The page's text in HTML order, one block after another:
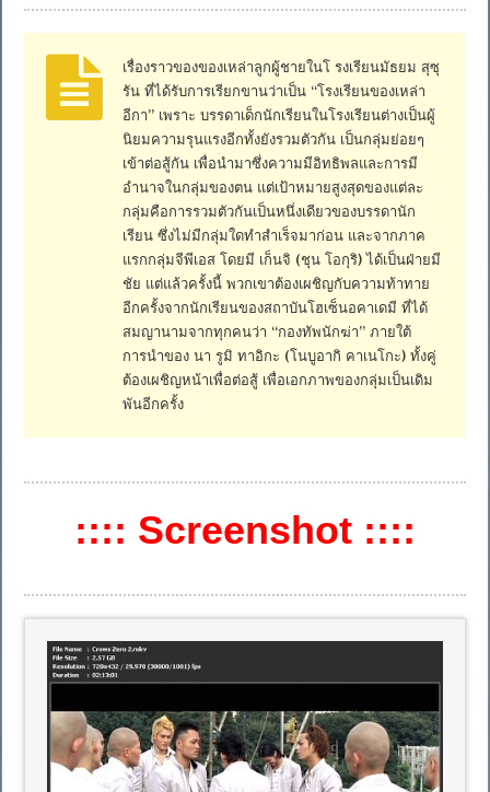
เรื่องราวของของเหล่าลูกผู้ชายในโ รงเรียนมัธยม สุซุ
รัน ที่ได้รับการเรียกขานว่าเป็น “โรงเรียนของเหล่า
อีกา” เพราะ บรรดาเด็กนักเรียนในโรงเรียนต่างเป็นผู้
นิยมความรุนแรงอีกทั้งยังรวมตัวกัน เป็นกลุ่มย่อยๆ
เข้าต่อสู้กัน เพื่อนำมาซึ่งความมีอิทธิพลและการมี
อำนาจในกลุ่มของตน แต่เป้าหมายสูงสุดของแต่ละ
กลุ่มคือการรวมตัวกันเป็นหนึ่งเดียวของบรรดานัก
เรียน ซึ่งไม่มีกลุ่มใดทำสำเร็จมาก่อน และจากภาค
แรกกลุ่มจีพีเอส โดยมี เก็นจิ (ชุน โอกุริ) ได้เป็นฝ่ายมี
ชัย แต่แล้วครั้งนี้ พวกเขาต้องเผชิญกับความท้าทาย
อีกครั้งจากนักเรียนของสถาบันโฮเซ็นอคาเดมี ที่ได้
สมญานามจากทุกคนว่า “กองทัพนักฆ่า” ภายใต้
การนำของ นา รูมิ ทาอิกะ (โนบูอากิ คาเนโกะ) ทั้งคู่
ต้องเผชิญหน้าเพื่อต่อสู้ เพื่อเอกภาพของกลุ่มเป็นเดิม
พันอีกครั้ง
:::: Screenshot ::::